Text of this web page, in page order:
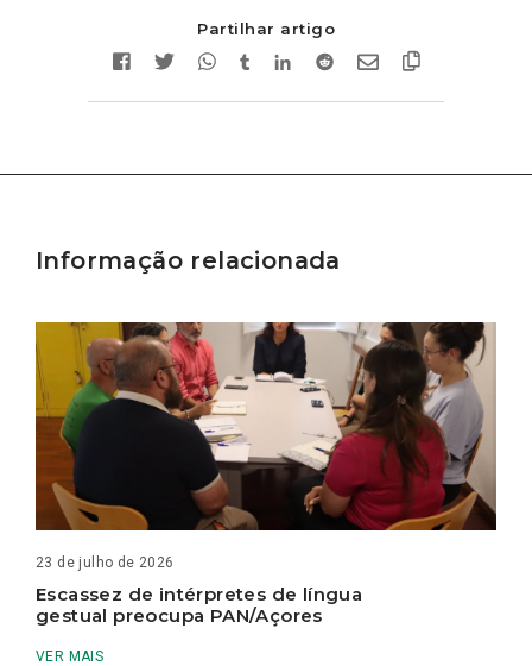
Partilhar artigo
Informação relacionada
23 de julho de 2026
Escassez de intérpretes de língua
gestual preocupa PAN/Açores
VER MAIS